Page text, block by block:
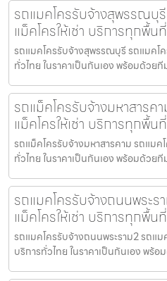
รถแมคโครรับจ้างสุพรรณบุ
แม็คโครให้เช่า บริการทุกพื้น
รถแมคโครรับจ้างสุพรรณบุรี รถแมคโค
ทั่วไทย ในราคาเป็นกันเอง พร้อมด้ว
รถแม็คโครรับจ้างมหาสารค
แม็คโครให้เช่า บริการทุกพื้น
รถแม็คโครรับจ้างมหาสารคาม รถแมค
ทั่วไทย ในราคาเป็นกันเอง พร้อมด้ว
รถแมคโครรับจ้างถนนพระร
แม็คโครให้เช่า บริการทุกพื้น
รถแมคโครรับจ้างถนนพระราม2 รถแม
บริการทั่วไทย ในราคาเป็นกันเอง พ